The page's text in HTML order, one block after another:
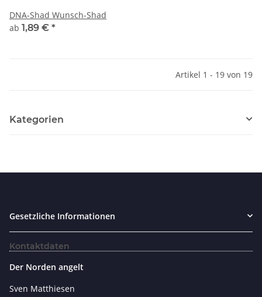
DNA-Shad Wunsch-Shad
ab 1,89 € *
Artikel 1 - 19 von 19
Kategorien
Gesetzliche Informationen
Kontaktdaten
Der Norden angelt
Sven Matthiesen